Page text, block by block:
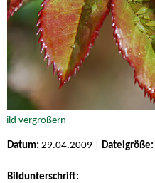
Datum: 29.04.2009 | Dateigröße:
Bildunterschrift: